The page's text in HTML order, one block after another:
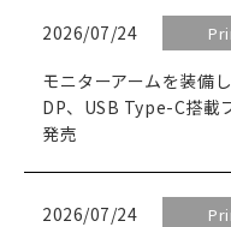
2026/07/24
モニターアームを装備
DP、USB Type-C搭載
発売
2026/07/24